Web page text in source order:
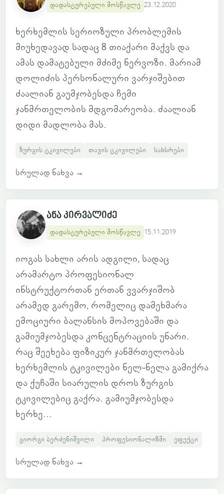
დადასტურებული მოსწავლე 23.12.2020
ხერხემლის სერიოზული პრობლემის
მიუხედავად სადაც 8 თიაქარი მაქვს და
ამას დამატებული მძიმე ნერვოზი. მარიამ
დოლიძის პერსონალური ვარჯიშებით
ძაალიან გაუმჯობესდა ჩემი
ჯანმრთელობის მდგომარეობა. ძაალიან
დიდი მადლობა მას.
ზურგის ტკივილები თავის ტკივილები სახსრები
სრულად ნახვა →
ანა კირვალიძე
დადასტურებული მოსწავლე 15.11.2019
იოგას სახლი არის ადგილი, სადაც
არამარტო პროფესიონალ
ინსტრუქტორთან ერთან ვვარჯიშობ
არამედ გარემო, რომელიც დამეხმარა
ემოციური ბალანსის მოპოვებაში და
გამიუმჯობესდა კონცენტრაციის უნარი.
რაც შეეხება ფიზიკურ ჯანმრთელობას
ხერხემლის ტკივილები ნელ-ნელა გამიქრა
და ქუჩაში სიარულის დროს ზურგის
ტკივილებიც გაქრა. გამიუმჯობესდა
ხერხე...
გიორგი ბერძენიშვილი პროფესიონალიზმი ეფექტი
სრულად ნახვა →